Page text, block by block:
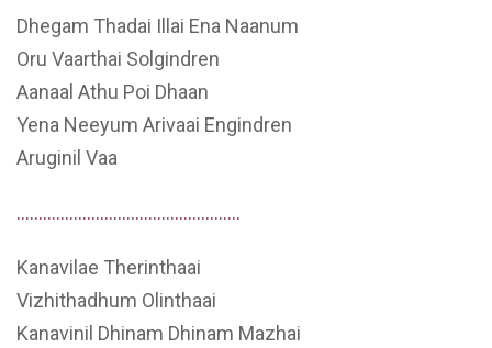
Dhegam Thadai Illai Ena Naanum
Oru Vaarthai Solgindren
Aanaal Athu Poi Dhaan
Yena Neeyum Arivaai Engindren
Aruginil Vaa
……………………………………………
Kanavilae Therinthaai
Vizhithadhum Olinthaai
Kanavinil Dhinam Dhinam Mazhai